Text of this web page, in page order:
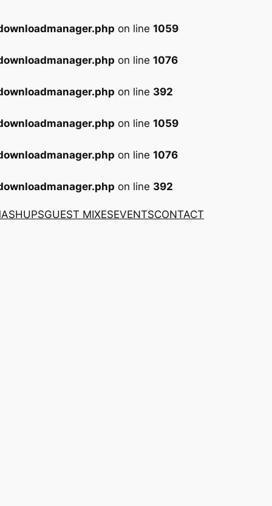
on line 1059
on line 1076
on line 392
on line 1059
on line 1076
on line 392
GUEST MIXESEVENTSCONTACT